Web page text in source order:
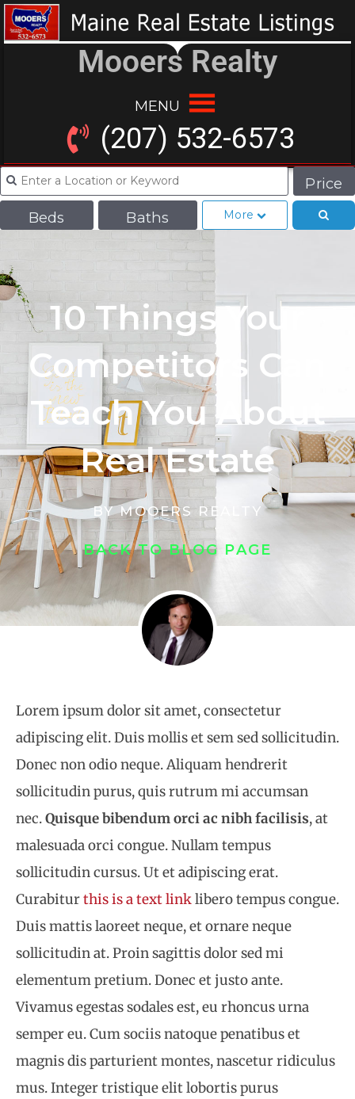
Mooers Realty
MENU
(207) 532-6573
Price
Beds
Baths More
10 Things Your
Competitors Can
Teach You About
Real Estate
BYMOOERS REALTY
BACK TO BLOG PAGE
Lorem ipsum dolor sit amet, consectetur
adipiscing elit. Duis mollis et sem sed sollicitudin.
Donec non odio neque. Aliquam hendrerit
sollicitudin purus, quis rutrum mi accumsan
nec.Quisque bibendum orci ac nibh facilisis, at
malesuada orci congue. Nullam tempus
sollicitudin cursus. Ut et adipiscing erat.
Curabiturthis is a text linklibero tempus congue.
Duis mattis laoreet neque, et ornare neque
sollicitudin at. Proin sagittis dolor sed mi
elementum pretium. Donec et justo ante.
Vivamus egestas sodales est, eu rhoncus urna
semper eu. Cum sociis natoque penatibus et
magnis dis parturient montes, nascetur ridiculus
mus. Integer tristique elit lobortis purus